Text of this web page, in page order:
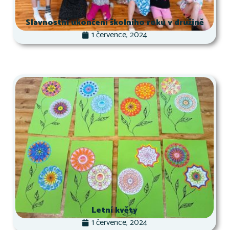
Slavnostní ukončení školního roku v družině
1 července, 2024
Letní květy
1 července, 2024